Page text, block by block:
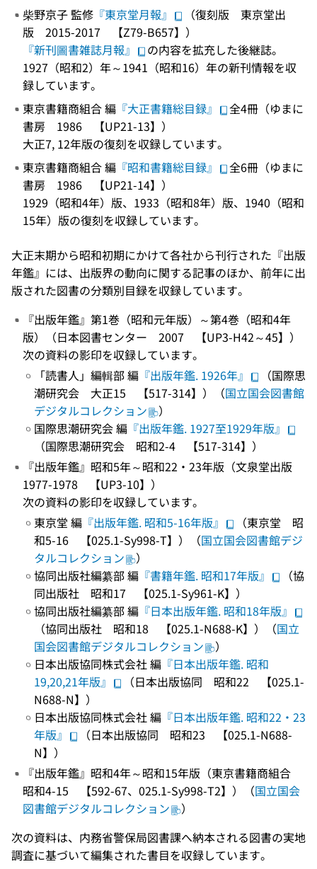
柴野京子 監修 『東京堂月報』
（復刻版 東京堂出
版 2015-2017 【Z79-B657】）
『新刊圖書雑誌月報』
の内容を拡充した後継誌。
1927（昭和2）年～1941（昭和16）年の新刊情報を収
録しています。
東京書籍商組合 編 『大正書籍総目録』
全4冊（ゆまに
書房 1986 【UP21-13】）
大正7, 12年版の復刻を収録しています。
東京書籍商組合 編 『昭和書籍総目録』
全6冊（ゆまに
書房 1986 【UP21-14】）
1929（昭和4年）版、1933（昭和8年）版、1940（昭和
15年）版の復刻を収録しています。
大正末期から昭和初期にかけて各社から刊行された『出版
年鑑』には、出版界の動向に関する記事のほか、前年に出
版された図書の分類別目録を収録しています。
『出版年鑑』第1巻（昭和元年版）～第4巻（昭和4年
版）（日本図書センター 2007 【UP3-H42～45】）
次の資料の影印を収録しています。
「読書人」編輯部 編 『出版年鑑. 1926年』
（国際思
潮研究会 大正15 【517-314】）（国立国会図書館
デジタルコレクション
）
国際思潮研究会 編 『出版年鑑. 1927至1929年版』
（国際思潮研究会 昭和2-4 【517-314】）
『出版年鑑』昭和5年～昭和22・23年版（文泉堂出版
1977-1978 【UP3-10】）
次の資料の影印を収録しています。
東京堂 編 『出版年鑑. 昭和5-16年版』
（東京堂 昭
和5-16 【025.1-Sy998-T】）（国立国会図書館デジ
タルコレクション
）
協同出版社編纂部 編 『書籍年鑑. 昭和17年版』
（協
同出版社 昭和17 【025.1-Sy961-K】）
協同出版社編纂部 編 『日本出版年鑑. 昭和18年版』
（協同出版社 昭和18 【025.1-N688-K】）（国立
国会図書館デジタルコレクション
）
日本出版協同株式会社 編 『日本出版年鑑. 昭和
19,20,21年版』
（日本出版協同 昭和22 【025.1-
N688-N】）
日本出版協同株式会社 編 『日本出版年鑑. 昭和22・23
年版』
（日本出版協同 昭和23 【025.1-N688-
N】）
『出版年鑑』昭和4年～昭和15年版（東京書籍商組合
昭和4-15 【592-67、025.1-Sy998-T2】）（国立国会
図書館デジタルコレクション
）
次の資料は、内務省警保局図書課へ納本される図書の実地
調査に基づいて編集された書目を収録しています。